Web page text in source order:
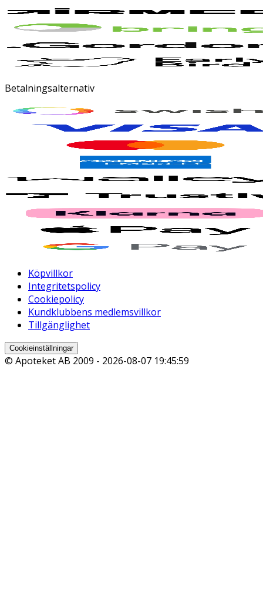
Betalningsalternativ
Köpvillkor
Integritetspolicy
Cookiepolicy
Kundklubbens medlemsvillkor
Tillgänglighet
Cookieinställningar
© Apoteket AB 2009 - 2026-08-07 19:45:59